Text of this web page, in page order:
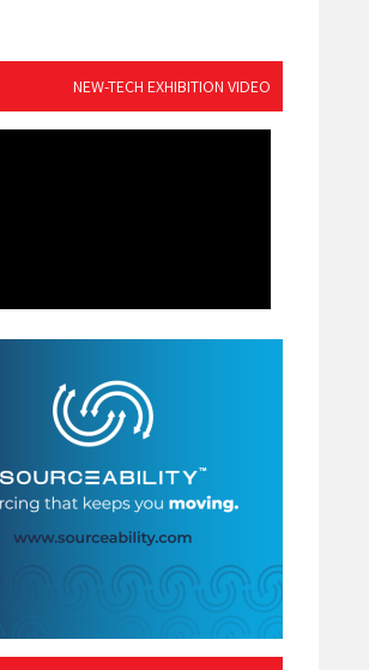
NEW-TECH EXHIBITION VIDEO